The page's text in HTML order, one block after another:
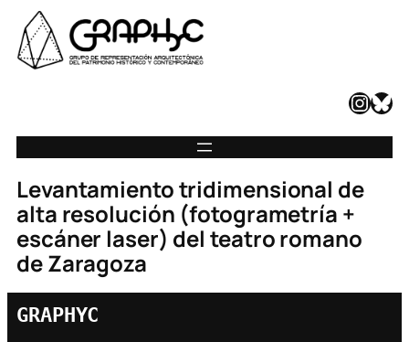
InstagramBluesky
Levantamiento tridimensional de
alta resolución (fotogrametría +
escáner laser) del teatro romano
de Zaragoza
GRAPHYC